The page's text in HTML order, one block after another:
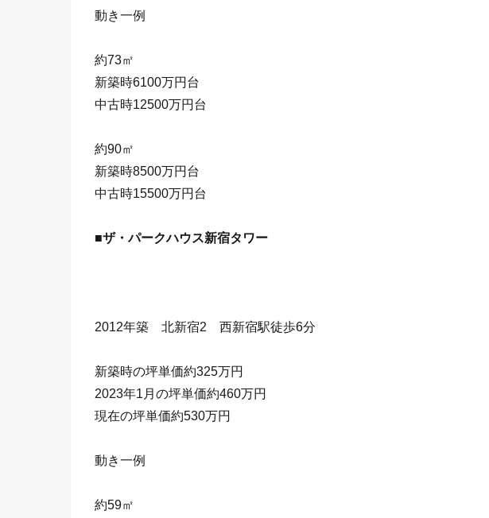
動き一例
約73㎡
新築時6100万円台
中古時12500万円台
約90㎡
新築時8500万円台
中古時15500万円台
■ザ・パークハウス新宿タワー
2012年築 北新宿2 西新宿駅徒歩6分
新築時の坪単価約325万円
2023年1月の坪単価約460万円
現在の坪単価約530万円
動き一例
約59㎡